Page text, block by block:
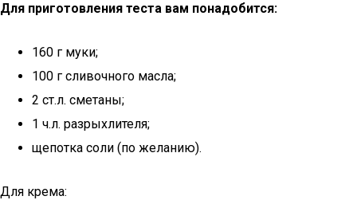
Для приготовления теста вам понадобится:
160 г муки;
100 г сливочного масла;
2 ст.л. сметаны;
1 ч.л. разрыхлителя;
щепотка соли (по желанию).
Для крема: